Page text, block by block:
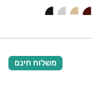
משלוח חינם